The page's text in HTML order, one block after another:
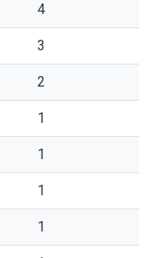
4
3
2
1
1
1
1